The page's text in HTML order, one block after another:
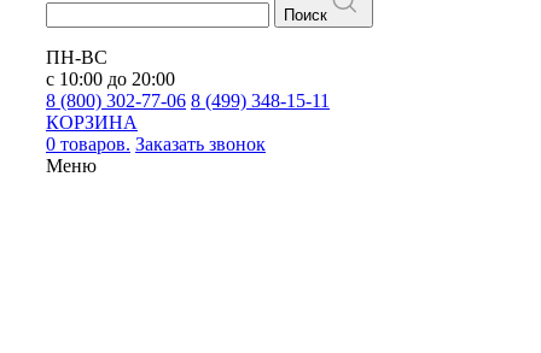
Поиск
ПН-ВС
с 10:00 до 20:00
8 (800) 302-77-06 8 (499) 348-15-11
КОРЗИНА
0 товаров. Заказать звонок
Меню